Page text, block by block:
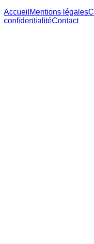
Accueil Mentions légales
confidentialitéContact